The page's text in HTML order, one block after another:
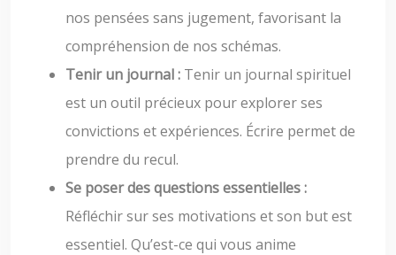
nos pensées sans jugement, favorisant la
compréhension de nos schémas.
Tenir un journal : Tenir un journal spirituel
est un outil précieux pour explorer ses
convictions et expériences. Écrire permet de
prendre du recul.
Se poser des questions essentielles :
Réfléchir sur ses motivations et son but est
essentiel. Qu’est-ce qui vous anime